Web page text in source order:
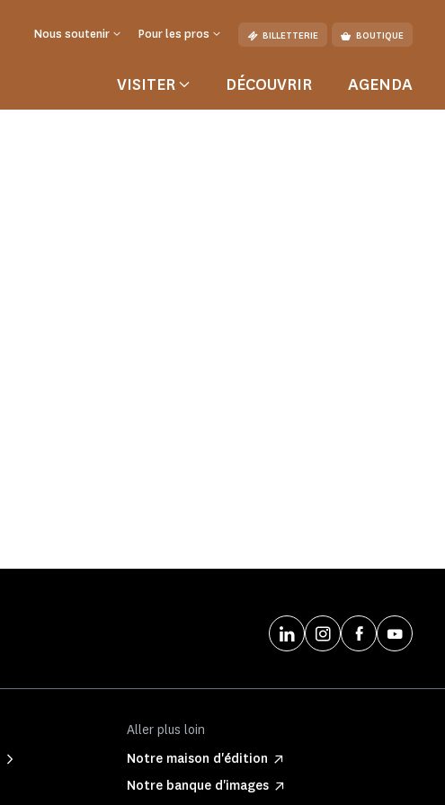
Nous soutenir Pour les pros BILLETTERIE BOUTIQUE
VISITER DÉCOUVRIR AGENDA
Aller plus loin
Notre maison d'édition
Notre banque d'images